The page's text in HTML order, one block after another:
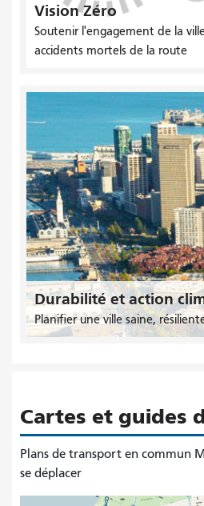
Vision Zéro
Soutenir l'engagement de la
accidents mortels de la route
Durabilité et action
Planifier une ville saine,
Cartes et guides
Plans de transport en commun
se déplacer